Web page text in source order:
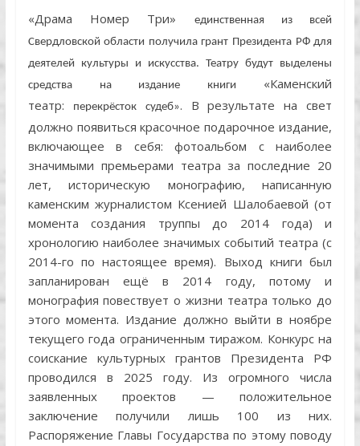
«Драма Номер Три»
единственная из всей
Свердловской области получила грант Президента РФ для
деятелей культуры и искусства. Театру будут выделены
средства на издание книги «Каменский
театр:
перекрёсток судеб». В результате на свет
должно появиться красочное подарочное издание,
включающее в себя: фотоальбом с наиболее
значимыми премьерами театра за последние 20
лет, историческую монографию, написанную
каменским журналистом Ксенией Шалобаевой (от
момента создания труппы до 2014 года) и
хронологию наиболее значимых событий театра (с
2014-го по настоящее время). Выход книги был
запланирован ещё в 2014 году, потому и
монография повествует о жизни театра только до
этого момента. Издание должно выйти в ноябре
текущего года ограниченным тиражом. Конкурс на
соискание культурных грантов Президента РФ
проводился в 2025 году. Из огромного числа
заявленных проектов — положительное
заключение получили лишь 100 из них.
Распоряжение Главы Государства по этому поводу